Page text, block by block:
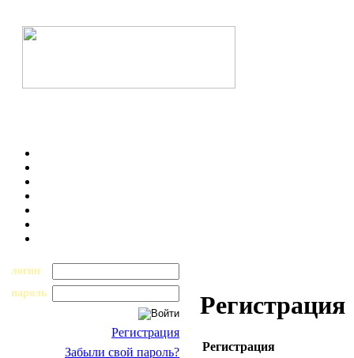
логин
пароль
Регистрация
Забыли свой пароль?
Регистрация
Регистрация